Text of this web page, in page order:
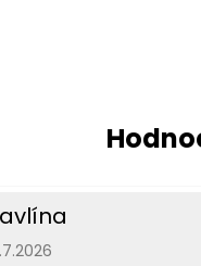
obchodu je 5 z 5